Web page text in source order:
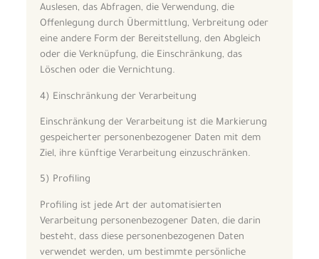
Auslesen, das Abfragen, die Verwendung, die
Offenlegung durch Übermittlung, Verbreitung oder
eine andere Form der Bereitstellung, den Abgleich
oder die Verknüpfung, die Einschränkung, das
Löschen oder die Vernichtung.
4) Einschränkung der Verarbeitung
Einschränkung der Verarbeitung ist die Markierung
gespeicherter personenbezogener Daten mit dem
Ziel, ihre künftige Verarbeitung einzuschränken.
5) Profiling
Profiling ist jede Art der automatisierten
Verarbeitung personenbezogener Daten, die darin
besteht, dass diese personenbezogenen Daten
verwendet werden, um bestimmte persönliche